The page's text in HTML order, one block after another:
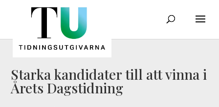
Starka kandidater till att vinna i
Årets Dagstidning